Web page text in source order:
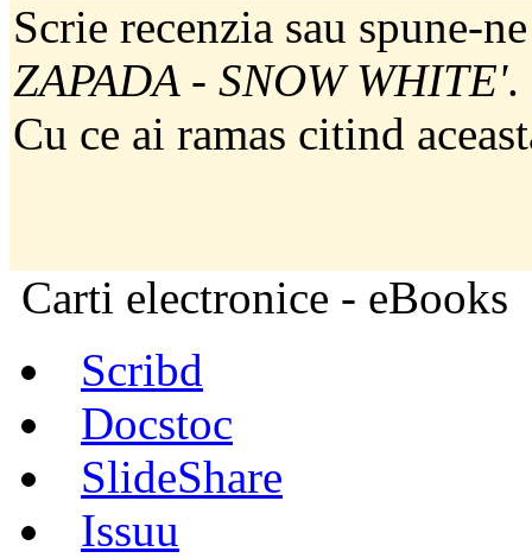
Scrie recenzia sau spune-
ZAPADA - SNOW WHITE'.
Cu ce ai ramas citind
Carti electronice - eBooks
Scribd
Docstoc
SlideShare
Issuu